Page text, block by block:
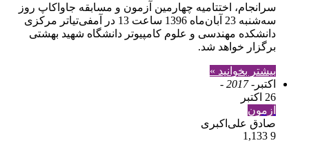
سرانجام، اختتامیه چهارمین آزمون و مسابقه جاواکاپ روز
سه‌شنبه 23 آبان‌ماه 1396 ساعت 13 در آمفی‌تیاتر مرکزی
دانشکده مهندسی و علوم کامپیوتر دانشگاه شهید بهشتی
برگزار خواهد شد.
بیشتر بخوانید »
اکتبر - 2017 -
26 اکتبر
آزمون
صادق علی‌اکبری
9